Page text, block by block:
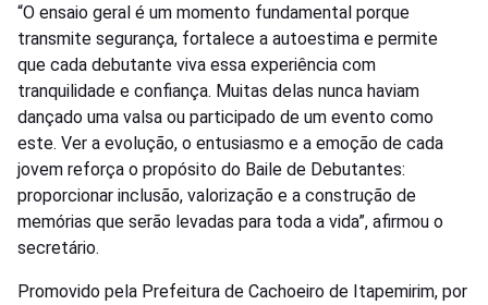
“O ensaio geral é um momento fundamental porque
transmite segurança, fortalece a autoestima e permite
que cada debutante viva essa experiência com
tranquilidade e confiança. Muitas delas nunca haviam
dançado uma valsa ou participado de um evento como
este. Ver a evolução, o entusiasmo e a emoção de cada
jovem reforça o propósito do Baile de Debutantes:
proporcionar inclusão, valorização e a construção de
memórias que serão levadas para toda a vida”, afirmou o
secretário.
Promovido pela Prefeitura de Cachoeiro de Itapemirim, por